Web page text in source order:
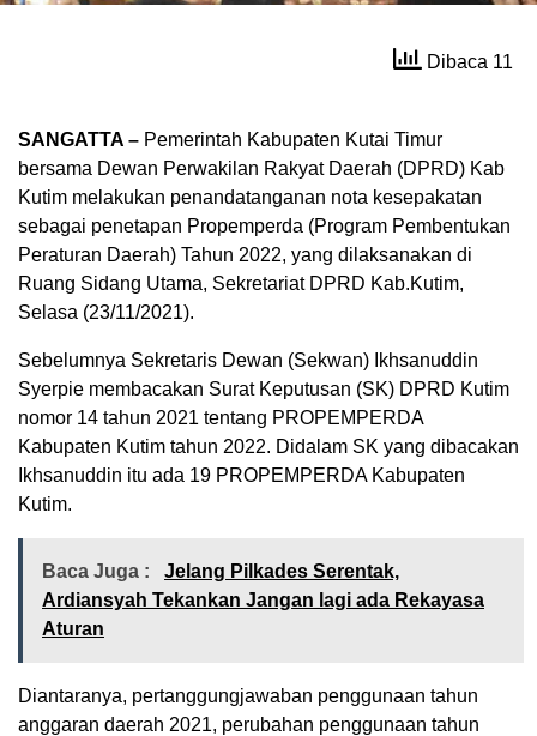
Dibaca 11
SANGATTA – Pemerintah Kabupaten Kutai Timur
bersama Dewan Perwakilan Rakyat Daerah (DPRD) Kab
Kutim melakukan penandatanganan nota kesepakatan
sebagai penetapan Propemperda (Program Pembentukan
Peraturan Daerah) Tahun 2022, yang dilaksanakan di
Ruang Sidang Utama, Sekretariat DPRD Kab.Kutim,
Selasa (23/11/2021).
Sebelumnya Sekretaris Dewan (Sekwan) Ikhsanuddin
Syerpie membacakan Surat Keputusan (SK) DPRD Kutim
nomor 14 tahun 2021 tentang PROPEMPERDA
Kabupaten Kutim tahun 2022. Didalam SK yang dibacakan
Ikhsanuddin itu ada 19 PROPEMPERDA Kabupaten
Kutim.
Baca Juga :
Jelang Pilkades Serentak,
Ardiansyah Tekankan Jangan lagi ada Rekayasa
Aturan
Diantaranya, pertanggungjawaban penggunaan tahun
anggaran daerah 2021, perubahan penggunaan tahun